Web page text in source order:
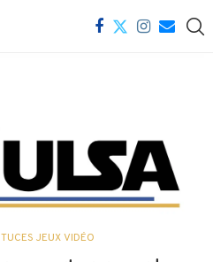
JEUX VIDÉO